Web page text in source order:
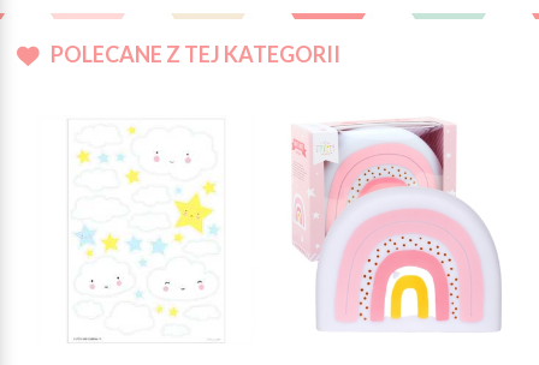
POLECANE Z TEJ KATEGORII